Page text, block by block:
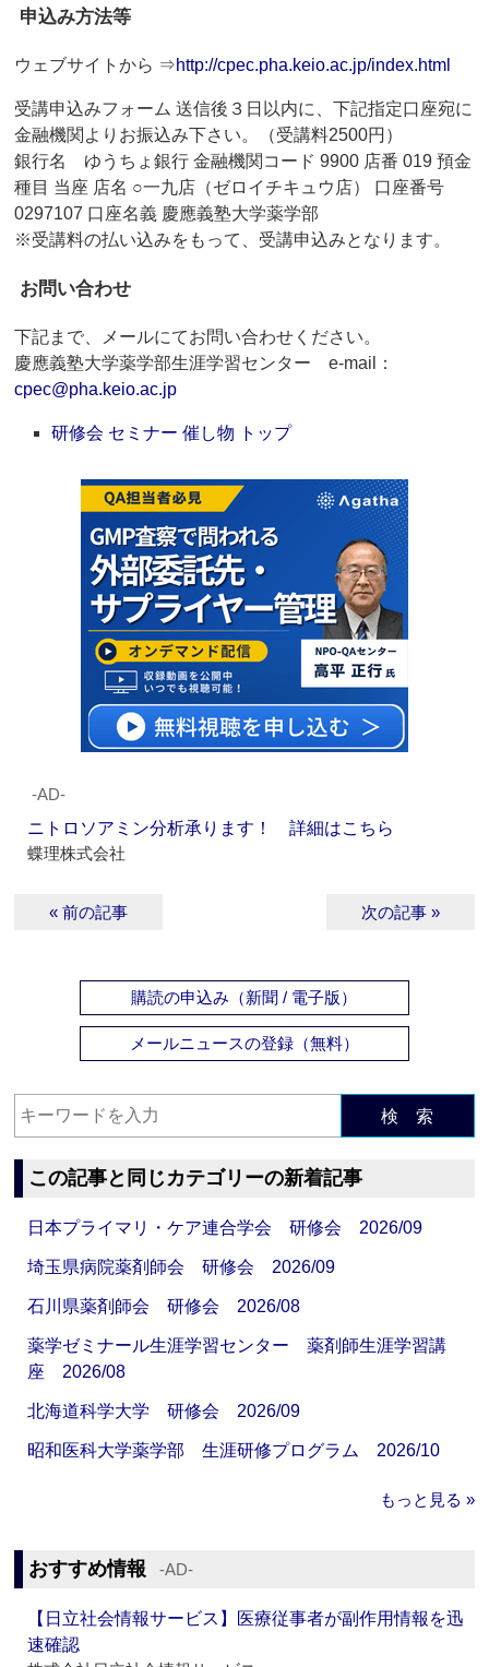
申込み方法等
ウェブサイトから ⇒http://cpec.pha.keio.ac.jp/index.html
受講申込みフォーム 送信後３日以内に、下記指定口座宛に
金融機関よりお振込み下さい。（受講料2500円）
銀行名 ゆうちょ銀行 金融機関コード 9900 店番 019 預金
種目 当座 店名 ○一九店（ゼロイチキュウ店） 口座番号
0297107 口座名義 慶應義塾大学薬学部
※受講料の払い込みをもって、受講申込みとなります。
お問い合わせ
下記まで、メールにてお問い合わせください。
慶應義塾大学薬学部生涯学習センター e-mail：
cpec@pha.keio.ac.jp
研修会 セミナー 催し物 トップ
‐AD‐
ニトロソアミン分析承ります！ 詳細はこちら
蝶理株式会社
« 前の記事 次の記事 »
購読の申込み（新聞 / 電子版）
メールニュースの登録（無料）
検 索
この記事と同じカテゴリーの新着記事
日本プライマリ・ケア連合学会 研修会 2026/09
埼玉県病院薬剤師会 研修会 2026/09
石川県薬剤師会 研修会 2026/08
薬学ゼミナール生涯学習センター 薬剤師生涯学習講
座 2026/08
北海道科学大学 研修会 2026/09
昭和医科大学薬学部 生涯研修プログラム 2026/10
もっと見る »
おすすめ情報 ‐AD‐
【日立社会情報サービス】医療従事者が副作用情報を迅
速確認